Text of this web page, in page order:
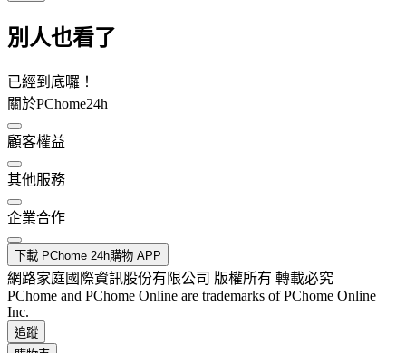
別人也看了
已經到底囉！
關於PChome24h
顧客權益
其他服務
企業合作
下載 PChome 24h購物 APP
網路家庭國際資訊股份有限公司 版權所有 轉載必究
PChome and PChome Online are trademarks of PChome Online
Inc.
追蹤